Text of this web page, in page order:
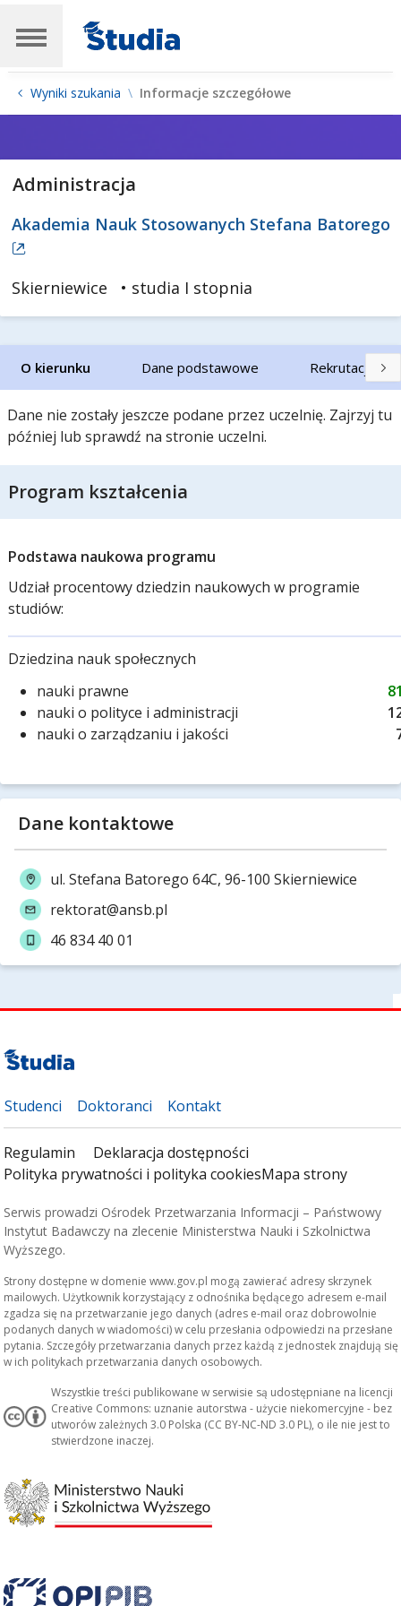
Wyniki szukania Informacje szczegółowe
Administracja
Akademia Nauk Stosowanych Stefana Batorego
Skierniewice • studia I stopnia
O kierunku Dane podstawowe Rekrutacja
Dane nie zostały jeszcze podane przez uczelnię. Zajrzyj tu
później lub sprawdź na stronie uczelni.
Program kształcenia
Podstawa naukowa programu
Udział procentowy dziedzin naukowych w programie
studiów:
Dziedzina nauk społecznych
nauki prawne
nauki o polityce i administracji
nauki o zarządzaniu i jakości
Dane kontaktowe
ul. Stefana Batorego 64C, 96-100 Skierniewice
rektorat@ansb.pl
46 834 40 01
Studenci Doktoranci Kontakt
Regulamin
Deklaracja dostępności
Polityka prywatności i polityka cookiesMapa strony
Serwis prowadzi Ośrodek Przetwarzania Informacji – Państwowy
Instytut Badawczy na zlecenie Ministerstwa Nauki i Szkolnictwa
Wyższego.
Strony dostępne w domenie www.gov.pl mogą zawierać adresy skrzynek
mailowych. Użytkownik korzystający z odnośnika będącego adresem e-mail
zgadza się na przetwarzanie jego danych (adres e-mail oraz dobrowolnie
podanych danych w wiadomości) w celu przesłania odpowiedzi na przesłane
pytania. Szczegóły przetwarzania danych przez każdą z jednostek znajdują się
w ich politykach przetwarzania danych osobowych.
Wszystkie treści publikowane w serwisie są udostępniane na licencji
Creative Commons: uznanie autorstwa - użycie niekomercyjne - bez
utworów zależnych 3.0 Polska (CC BY-NC-ND 3.0 PL), o ile nie jest to
stwierdzone inaczej.